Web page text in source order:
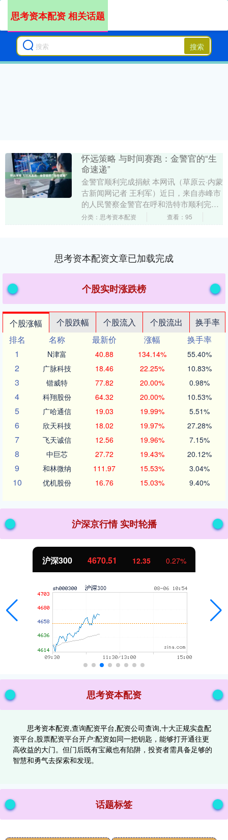
搜索
思考资本配资 相关话题
怀远策略 与时间赛跑：金警官的“生
命速递”
金警官顺利完成捐献 本网讯（草原云·内蒙
古新闻网记者 王利军）近日，来自赤峰市
的人民警察金警官在呼和浩特市顺利完成
造血干细胞捐献，成为全区第226例造血
分类：思考资本配资 查看：95
思考资本配资文章已加载完成
个股实时涨跌榜
个股涨幅 个股跌幅 个股流入 个股流出
换手率
排名
名称 最新价 涨幅
换手率
1
N津富 40.88 134.14% 55.40%
2 广脉科技 18.46 22.25% 10.83%
3 锴威特 77.82 20.00% 0.98%
4 科翔股份 64.32 20.00% 10.53%
5 广哈通信 19.03 19.99% 5.51%
6 欣天科技 18.02 19.97% 27.28%
7 飞天诚信 12.56 19.96% 7.15%
8 中巨芯 27.72 19.43% 20.12%
9 和林微纳 111.97 15.53% 3.04%
10 优机股份 16.76 15.03% 9.40%
沪深京行情 实时轮播
沪深300 4670.51 12.35 0.27%
思考资本配资
思考资本配资,查询配资平台,配资公司查询,十大正规实盘配
资平台,股票配资平台开户:配资如同一把钥匙，能够打开通往更
高收益的大门。但门后既有宝藏也有陷阱，投资者需具备足够的
智慧和勇气去探索和发现。
话题标签